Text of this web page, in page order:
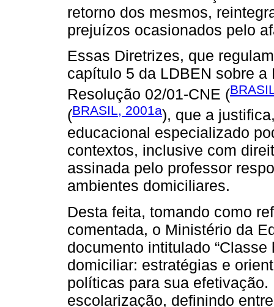
retorno dos mesmos,
prejuízos ocasionados pelo
Essas Diretrizes, que
capítulo 5 da LDBEN sobre
Resolução 02/01-CNE (
(BRASIL, 2001a), que a
educacional especializado
contextos, inclusive com
assinada pelo professor
ambientes domiciliares.
Desta feita, tomando como
comentada, o Ministério da
documento intitulado
domiciliar: estratégias e
políticas para sua
escolarização, definindo